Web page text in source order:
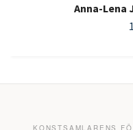
Anna-Lena
KONSTSAMLARENS